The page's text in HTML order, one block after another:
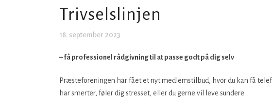
Trivselslinjen
18. september 2023
– få professionel rådgivning til at passe godt på dig selv
Præsteforeningen har fået et nyt medlemstilbud, hvor du kan få
har smerter, føler dig stresset, eller du gerne vil leve sundere.